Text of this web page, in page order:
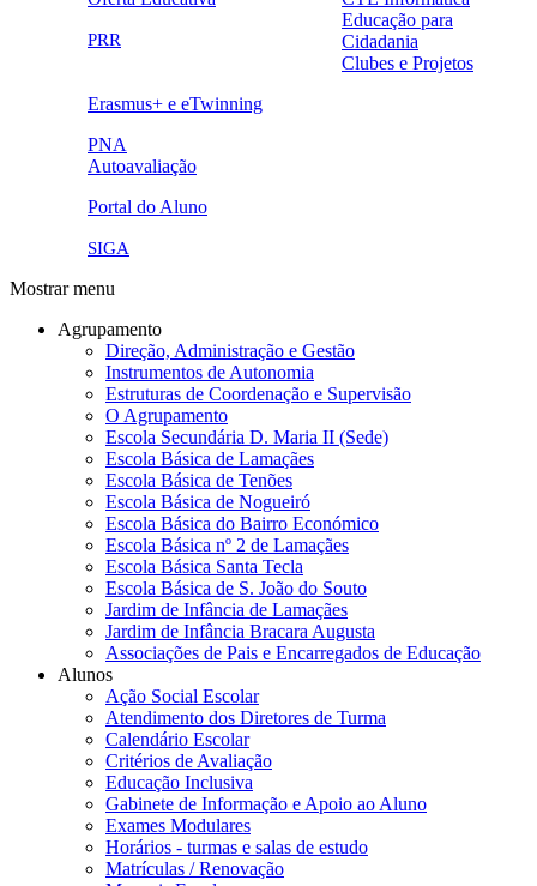
oferta_edu.png cte2.png
selo_importancia_estrategica.png
PRR
logo_epc_2.png
Educação para
Cidadania
Clubes e Projetos
ue.png.png
Erasmus+ e eTwinning
pna.png
PNA
eye-42848_640.png
Autoavaliação
link4.png
Portal do Aluno
SIGA
Mostrar menu
Agrupamento
Direção, Administração e Gestão
Instrumentos de Autonomia
Estruturas de Coordenação e Supervisão
O Agrupamento
Escola Secundária D. Maria II (Sede)
Escola Básica de Lamaçães
Escola Básica de Tenões
Escola Básica de Nogueiró
Escola Básica do Bairro Económico
Escola Básica nº 2 de Lamaçães
Escola Básica Santa Tecla
Escola Básica de S. João do Souto
Jardim de Infância de Lamaçães
Jardim de Infância Bracara Augusta
Associações de Pais e Encarregados de Educação
Alunos
Ação Social Escolar
Atendimento dos Diretores de Turma
Calendário Escolar
Critérios de Avaliação
Educação Inclusiva
Gabinete de Informação e Apoio ao Aluno
Exames Modulares
Horários - turmas e salas de estudo
Matrículas / Renovação